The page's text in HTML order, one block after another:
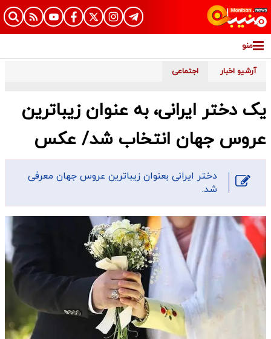
منو
آرشیو اخبار اجتماعی
یک دختر ایرانی، به عنوان زیباترین
عروس جهان انتخاب شد/ عکس
دختر ایرانی بعنوان زیباترین عروس جهان معرفی
شد.